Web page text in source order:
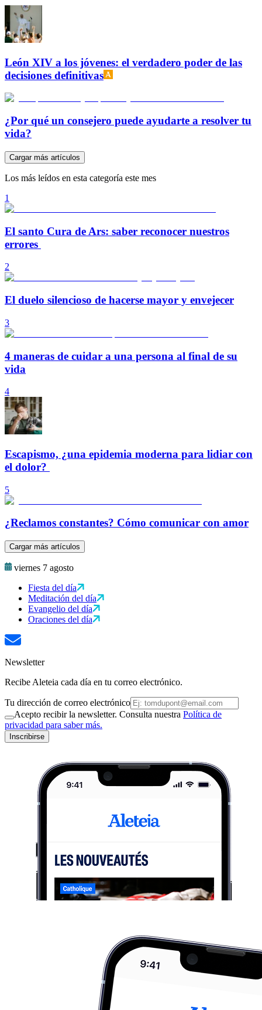
León XIV a los jóvenes: el verdadero poder de las
decisiones definitivas
¿Por qué un consejero puede ayudarte a resolver tu
vida?
Cargar más artículos
Los más leídos en esta categoría este mes
1
El santo Cura de Ars: saber reconocer nuestros
errores
2
El duelo silencioso de hacerse mayor y envejecer
3
4 maneras de cuidar a una persona al final de su
vida
4
Escapismo, ¿una epidemia moderna para lidiar con
el dolor?
5
¿Reclamos constantes? Cómo comunicar con amor
Cargar más artículos
viernes 7 agosto
Fiesta del día
Meditación del día
Evangelio del día
Oraciones del día
Newsletter
Recibe Aleteia cada día en tu correo electrónico.
Tu dirección de correo electrónico
Acepto recibir la newsletter. Consulta nuestra Política de
privacidad para saber más.
Inscribirse